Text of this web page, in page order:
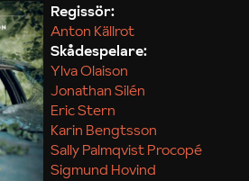
Regissör:
Anton Källrot
Skådespelare:
Ylva Olaison
Jonathan Silén
Eric Stern
Karin Bengtsson
Sally Palmqvist Procopé
Sigmund Hovind